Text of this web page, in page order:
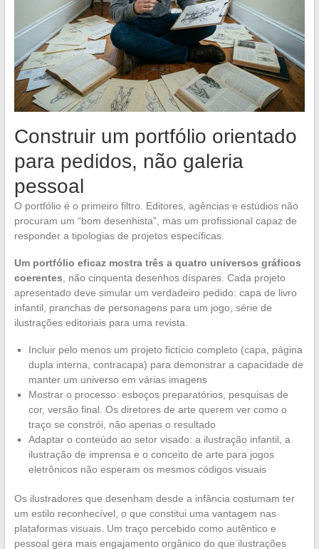
Construir um portfólio orientado
para pedidos, não galeria
pessoal
O portfólio é o primeiro filtro. Editores, agências e estúdios não
procuram um “bom desenhista”, mas um profissional capaz de
responder a tipologias de projetos específicas.
Um portfólio eficaz mostra três a quatro universos gráficos
coerentes , não cinquenta desenhos díspares. Cada projeto
apresentado deve simular um verdadeiro pedido: capa de livro
infantil, pranchas de personagens para um jogo, série de
ilustrações editoriais para uma revista.
Incluir pelo menos um projeto fictício completo (capa, página
dupla interna, contracapa) para demonstrar a capacidade de
manter um universo em várias imagens
Mostrar o processo: esboços preparatórios, pesquisas de
cor, versão final. Os diretores de arte querem ver como o
traço se constrói, não apenas o resultado
Adaptar o conteúdo ao setor visado: a ilustração infantil, a
ilustração de imprensa e o conceito de arte para jogos
eletrônicos não esperam os mesmos códigos visuais
Os ilustradores que desenham desde a infância costumam ter
um estilo reconhecível, o que constitui uma vantagem nas
plataformas visuais. Um traço percebido como autêntico e
pessoal gera mais engajamento orgânico do que ilustrações